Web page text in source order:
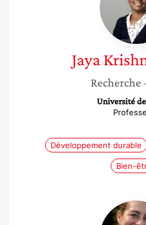
Jaya
Recherche
Université
Développement durable
Bien-